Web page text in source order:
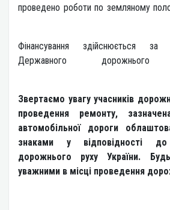
проведено роботи по
Фінансування здійснюється за
Державного
Звертаємо увагу учасників
проведення ремонту,
автомобільної дороги
знаками у відповідності
дорожнього руху України.
уважними в місці проведення